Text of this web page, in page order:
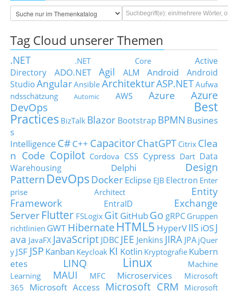
Tag Cloud unserer Themen
.NET .NET Core
Active
Directory
ADO.NET Agil ALM Android
Android
StudioAngularAnsible ArchitekturASP.NETAufwa
ndsschätzung
Automic AWS Azure
Azure
DevOps
Best
Practices BizTalk Blazor Bootstrap BPMN Busines
s
Intelligence C#C++ CapacitorChatGPT Citrix Clea
n Code Copilot Cordova CSS Cypress Dart Data
Warehousing
Delphi
Design
Pattern DevOps DockerEclipse EJB Electron Enter
prise Architect
Entity
Framework
EntraID
Exchange
Server Flutter FSLogix Git GitHubGo gRPC Gruppen
richtlinien GWT HibernateHTML5 HyperVIIS iOSJ
ava JavaFX JavaScript JDBC JEE Jenkins JIRA JPA jQuer
y JSF JSP Kanban Keycloak KI Kotlin Kryptografie Kubern
etes
LINQ Linux
Machine
Learning
MAUI MFC Microservices
Microsoft
365
Microsoft Access Microsoft CRM
Microsoft